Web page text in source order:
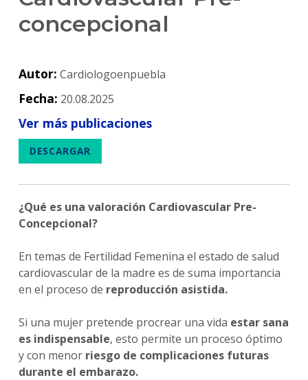
concepcional
Autor: Cardiologoenpuebla
Fecha: 20.08.2025
Ver más publicaciones
DESCARGAR
¿Qué es una valoración Cardiovascular Pre-
Concepcional?
En temas de Fertilidad Femenina el estado de salud
cardiovascular de la madre es de suma importancia
en el proceso de reproducción asistida.
Si una mujer pretende procrear una vida estar sana
es indispensable, esto permite un proceso óptimo
y con menor riesgo de complicaciones futuras
durante el embarazo.